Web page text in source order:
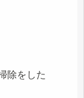
除をした